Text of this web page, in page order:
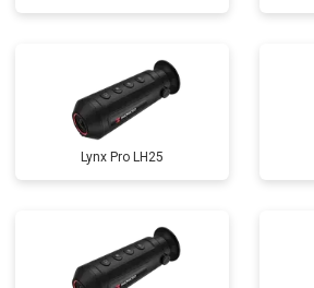
Lynx Pro LH25